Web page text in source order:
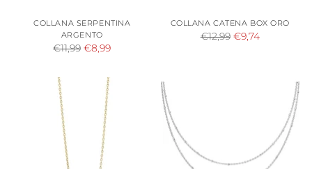
COLLANA SERPENTINA
ARGENTO
Prezzo
listino
€11,99 €8,99
COLLANA CATENA BOX ORO
Prezzo
€12,99 €9,74